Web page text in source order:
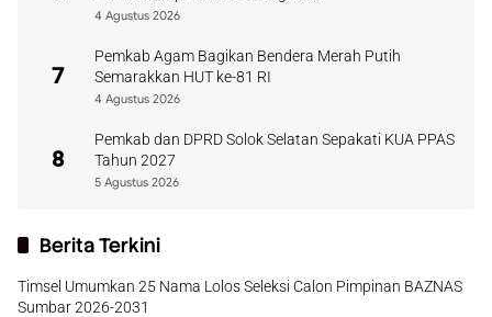
4 Agustus 2026
7
Pemkab Agam Bagikan Bendera Merah Putih
Semarakkan HUT ke-81 RI
4 Agustus 2026
8
Pemkab dan DPRD Solok Selatan Sepakati KUA PPAS
Tahun 2027
5 Agustus 2026
Berita Terkini
Timsel Umumkan 25 Nama Lolos Seleksi Calon Pimpinan BAZNAS
Sumbar 2026-2031